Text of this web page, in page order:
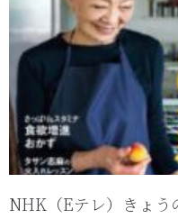
NHK（Eテレ）きょう